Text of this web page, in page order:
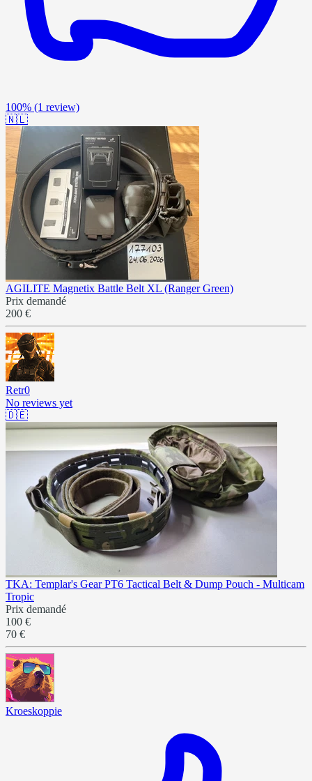
100% (1 review)
🇳🇱
AGILITE Magnetix Battle Belt XL (Ranger Green)
Prix demandé
200 €
Retr0
No reviews yet
🇩🇪
TKA: Templar's Gear PT6 Tactical Belt & Dump Pouch - Multicam
Tropic
Prix demandé
100 €
70 €
Kroeskoppie